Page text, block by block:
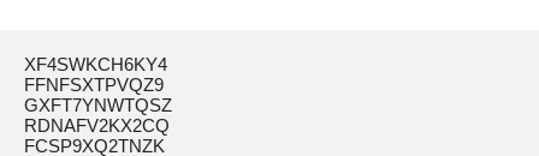
XF4SWKCH6KY4
FFNFSXTPVQZ9
GXFT7YNWTQSZ
RDNAFV2KX2CQ
FCSP9XQ2TNZK